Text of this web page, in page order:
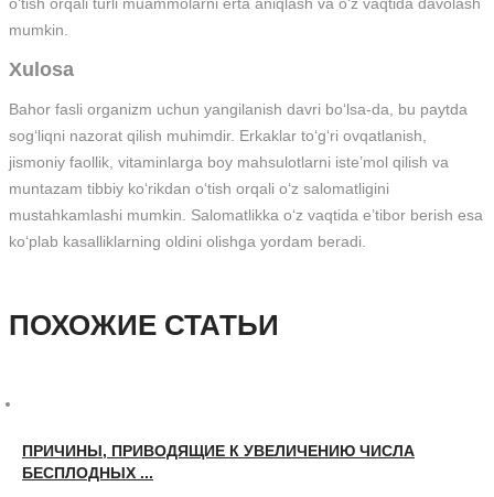
mumkin.
Xulosa
Bahor fasli organizm uchun yangilanish davri bo‘lsa-da, bu paytda
sog‘liqni nazorat qilish muhimdir. Erkaklar to‘g‘ri ovqatlanish,
jismoniy faollik, vitaminlarga boy mahsulotlarni iste’mol qilish va
muntazam tibbiy ko‘rikdan o‘tish orqali o‘z salomatligini
mustahkamlashi mumkin. Salomatlikka o‘z vaqtida e’tibor berish esa
ko‘plab kasalliklarning oldini olishga yordam beradi.
ПОХОЖИЕ СТАТЬИ
ПРИЧИНЫ, ПРИВОДЯЩИЕ К УВЕЛИЧЕНИЮ ЧИСЛА
БЕСПЛОДНЫХ ...